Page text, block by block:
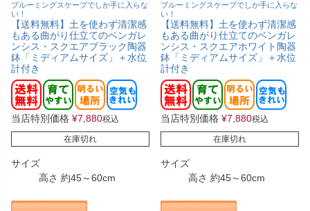
ブルーミングスケープでしか手に入らな
い！
【送料無料】土を使わず清潔感
もある曲がり仕立てのベンガレ
ンシス・スクエアブラック陶器
鉢「ミディアムサイズ」＋水位
計付き
当店特別価格 ¥7,880税込
在庫切れ
サイズ
高さ 約45～60cm
ブルーミングスケープでしか手に入らな
い！
【送料無料】土を使わず清潔感
もある曲がり仕立てのベンガレ
ンシス・スクエアホワイト陶器
鉢「ミディアムサイズ」＋水位
計付き
当店特別価格 ¥7,880税込
在庫切れ
サイズ
高さ 約45～60cm